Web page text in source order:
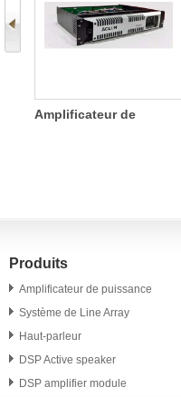
Amplificateur de
Produits
Amplificateur de puissance
Système de Line Array
Haut-parleur
DSP Active speaker
DSP amplifier module